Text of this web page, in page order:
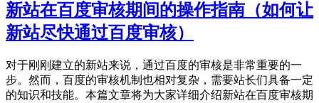
新站在百度审核期间的操作指南（如何让
新站尽快通过百度审核）
对于刚刚建立的新站来说，通过百度的审核是非常重要的一
步。然而，百度的审核机制也相对复杂，需要站长们具备一定
的知识和技能。本篇文章将为大家详细介绍新站在百度审核期